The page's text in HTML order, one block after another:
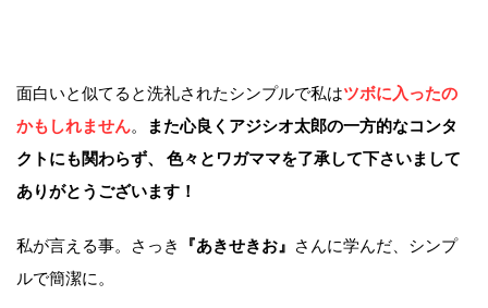
面白いと似てると洗礼されたシンプルで私はツボに入ったの
かもしれません。
また心良くアジシオ太郎の一方的なコンタ
クトにも関わらず、 色々とワガママを了承して下さいまして
ありがとうございます！
私が言える事。さっき 『あきせきお』 さんに学んだ、シンプ
ルで簡潔に。